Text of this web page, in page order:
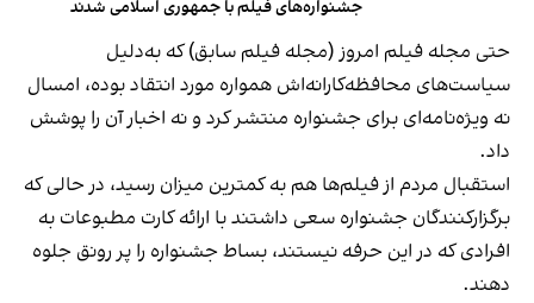
جشنواره‌های فیلم با جمهوری اسلامی شدند
حتی مجله فیلم امروز (مجله فیلم سابق) که به‌دلیل
سیاست‌های محافظه‌کارانه‌اش همواره مورد انتقاد بوده، امسال
نه ویژه‌نامه‌ای برای جشنواره منتشر کرد و نه اخبار آن را پوشش
داد.
استقبال مردم از فیلم‌ها هم به کمترین میزان رسید، در حالی که
برگزارکنندگان جشنواره سعی داشتند با ارائه کارت مطبوعات به
افرادی که در این حرفه نیستند، بساط جشنواره را پر رونق جلوه
دهند.